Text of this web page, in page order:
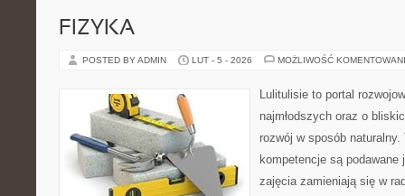
FIZYKA
POSTED BY ADMIN LUT - 5 - 2026 MOŻLIWOŚĆ
Lulitulisie to portal
najmłodszych oraz o
rozwój w sposób
kompetencje są
zajęcia zamieniają się w